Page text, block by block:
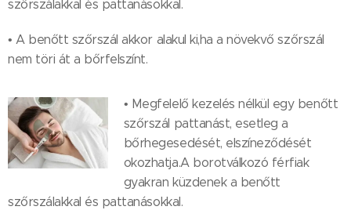
szőrszálakkal és pattanásokkal.
• A benőtt szőrszál akkor alakul ki,ha a növekvő szőrszál
nem töri át a bőrfelszínt.
• Megfelelő kezelés nélkül egy benőtt
szőrszál pattanást, esetleg a
bőrhegesedését, elszíneződését
okozhatja.A borotválkozó férfiak
gyakran küzdenek a benőtt
szőrszálakkal és pattanásokkal.